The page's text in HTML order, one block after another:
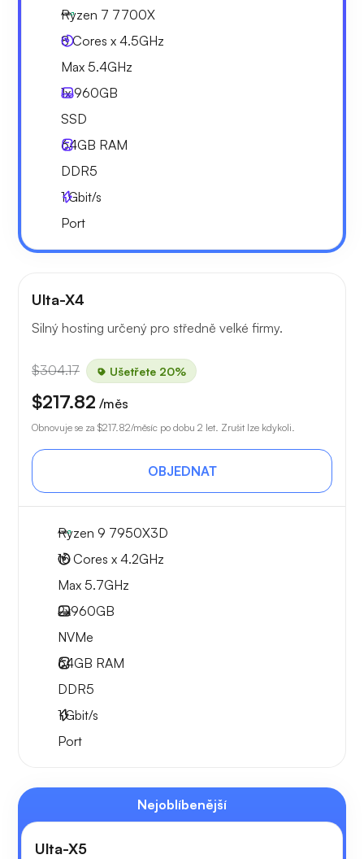
Ryzen 7 7700X
8 Cores x 4.5GHz
Max 5.4GHz
1x960GB
SSD
64GB RAM
DDR5
1Gbit/s
Port
Ulta-X4
Silný hosting určený pro středně velké firmy.
$304.17 Ušetřete 20%
$217.82 /měs
Obnovuje se za $217.82/měsíc po dobu 2 let. Zrušit lze kdykoli.
OBJEDNAT
Ryzen 9 7950X3D
16 Cores x 4.2GHz
Max 5.7GHz
2x960GB
NVMe
64GB RAM
DDR5
1Gbit/s
Port
Nejoblíbenější
Ulta-X5